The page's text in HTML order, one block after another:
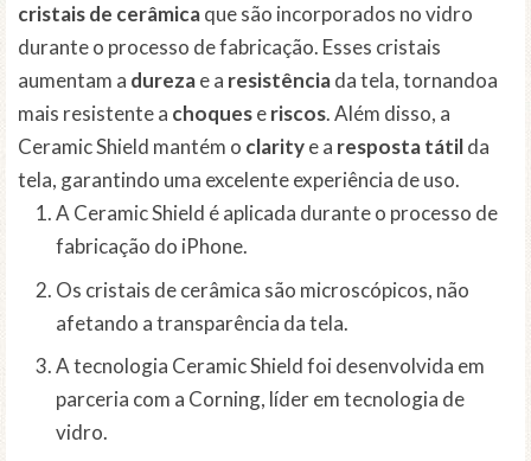
cristais de cerâmicaque são incorporados no vidro
durante o processo de fabricação. Esses cristais
aumentam a durezae a resistênciada tela, tornandoa
mais resistente a choqueseriscos. Além disso, a
Ceramic Shield mantém o claritye a resposta tátilda
tela, garantindo uma excelente experiência de uso.
A Ceramic Shield é aplicada durante o processo de
fabricação do iPhone.
Os cristais de cerâmica são microscópicos, não
afetando a transparência da tela.
A tecnologia Ceramic Shield foi desenvolvida em
parceria com a Corning, líder em tecnologia de
vidro.